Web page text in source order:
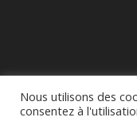
Nous utilisons des
consentez à